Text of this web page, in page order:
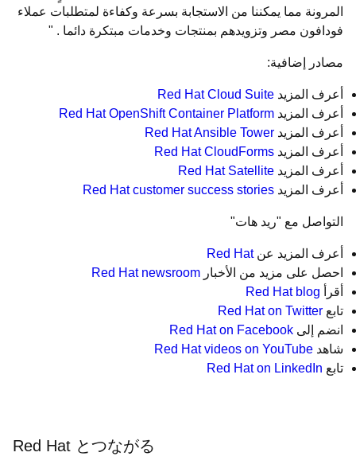
المرونة مما يمكننا من الاستجابة بسرعة وكفاءة لمتطلبات عملاء
فودافون مصر وتزويدهم بمنتجات وخدمات مبتكرة دائما . "
مصادر إضافية:
أعرف المزيدRed Hat Cloud Suite
أعرف المزيدRed Hat OpenShift Container Platform
أعرف المزيدRed Hat Ansible Tower
أعرف المزيدRed Hat CloudForms
أعرف المزيدRed Hat Satellite
أعرف المزيدRed Hat customer success stories
التواصل مع "ريد هات"
أعرف المزيد عنRed Hat
احصل على مزيد من الأخبارRed Hat newsroom
أقرأ Red Hat blog
تابعRed Hat on Twitter
انضم إلىRed Hat on Facebook
شاهدRed Hat videos on YouTube
تابع Red Hat on LinkedIn
Red Hat とつながる